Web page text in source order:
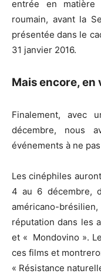
entrée en matière
roumain, avant la
présentée dans le
31 janvier 2016.
Mais encore, en
Finalement, avec
décembre, nous
événements à ne
Les cinéphiles
4 au 6 décembre,
américano-
réputation dans les
et « Mondovino ».
ces films et
« Résistance